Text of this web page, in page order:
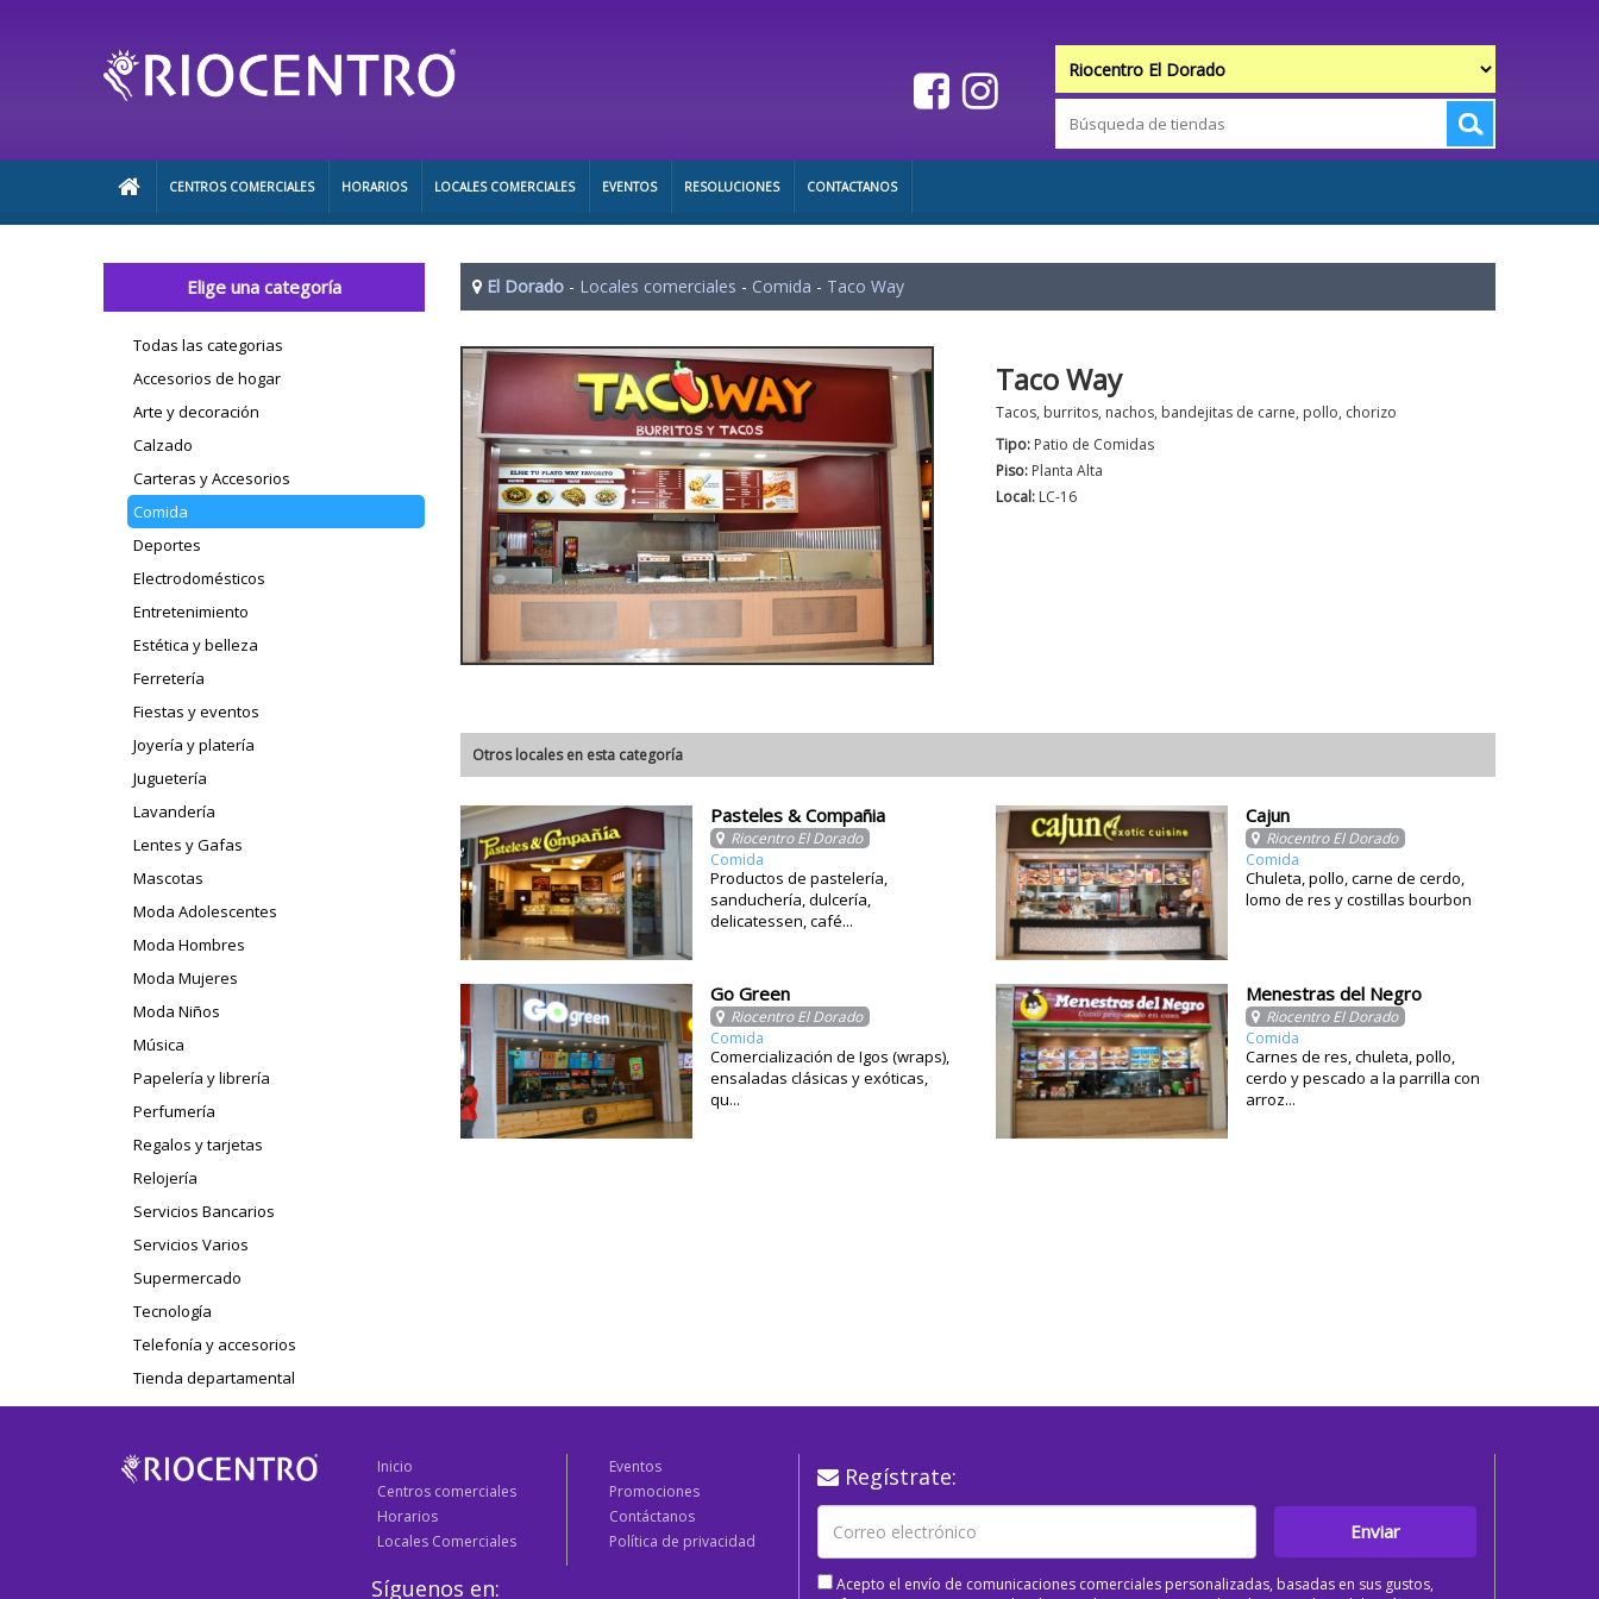
CENTROS COMERCIALES HORARIOS LOCALES COMERCIALES EVENTOS RESOLUCIONES CONTACTANOS
Elige una categoría
Todas las categorias
Accesorios de hogar
Arte y decoración
Calzado
Carteras y Accesorios
Comida
Deportes
Electrodomésticos
Entretenimiento
Estética y belleza
Ferretería
Fiestas y eventos
Joyería y platería
Juguetería
Lavandería
Lentes y Gafas
Mascotas
Moda Adolescentes
Moda Hombres
Moda Mujeres
Moda Niños
Música
Papelería y librería
Perfumería
Regalos y tarjetas
Relojería
Servicios Bancarios
Servicios Varios
Supermercado
Tecnología
Telefonía y accesorios
Tienda departamental
El Dorado - Locales comerciales - Comida - Taco Way
Taco Way
Tacos, burritos, nachos, bandejitas de carne, pollo, chorizo
Tipo: Patio de Comidas
Piso: Planta Alta
Local: LC-16
Otros locales en esta categoría
Pasteles & Compañia
Riocentro El Dorado
Comida
Productos de pastelería,
sanduchería, dulcería,
delicatessen, café...
Cajun
Riocentro El Dorado
Comida
Chuleta, pollo, carne de cerdo,
lomo de res y costillas bourbon
Go Green
Riocentro El Dorado
Comida
Comercialización de Igos (wraps),
ensaladas clásicas y exóticas,
qu...
Menestras del Negro
Riocentro El Dorado
Comida
Carnes de res, chuleta, pollo,
cerdo y pescado a la parrilla con
arroz...
Inicio
Centros comerciales
Horarios
Locales Comerciales
Eventos
Promociones
Contáctanos
Política de privacidad
Síguenos en:
Regístrate:
Enviar
Acepto el envío de comunicaciones comerciales personalizadas, basadas en sus gustos,